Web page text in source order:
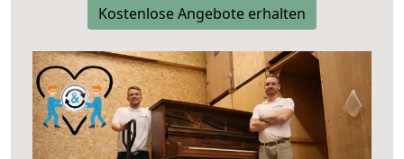
Kostenlose Angebote erhalten